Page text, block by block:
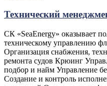
Технический
СК «SeaEnergy» оказывает
техническому управлению
Организация снабжения,
ремонта судов Крюинг
подбор и найм Управление
Создание и контроль